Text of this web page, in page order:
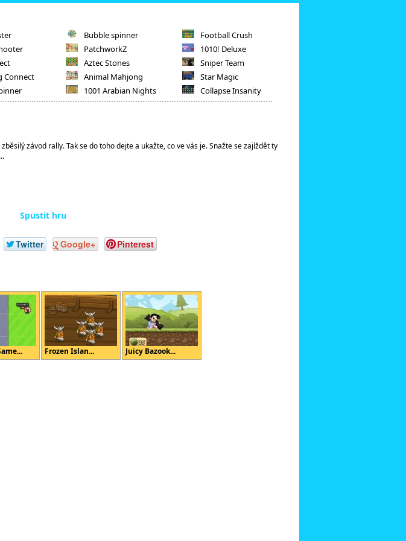
Connect
Bubble spinner
PatchworkZ
Aztec Stones
Animal Mahjong
1001 Arabian Nights
Football Crush
1010! Deluxe
Sniper Team
Star Magic
Collapse Insanity
závod rally. Tak se do toho dejte a ukažte, co ve vás je. Snažte se zajíždět ty
Spustit hru
Twitter Google+ Pinterest
Frozen Islan... Juicy Bazook...